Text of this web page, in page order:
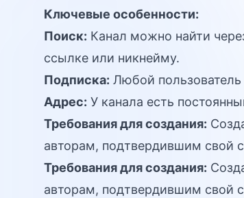
Ключевые особенности:
Поиск: Канал можно найти
ссылке или никнейму.
Подписка: Любой пользователь
Адрес: У канала есть
Требования для создания:
авторам, подтвердившим свой
Требования для создания:
авторам, подтвердившим свой